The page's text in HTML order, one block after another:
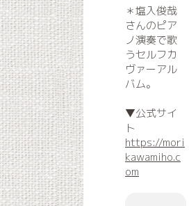
＊塩入俊哉
さんのピア
ノ演奏で歌
うセルフカ
ヴァーアル
バム。
▼公式サイ
ト
https://mori
kawamiho.c
om